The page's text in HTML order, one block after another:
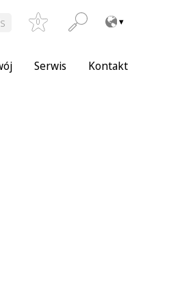
0
Serwis Kontakt